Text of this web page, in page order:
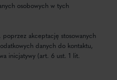
osobowych w tych
akceptację stosowanych
danych do kontaktu,
inicjatywy (art. 6 ust. 1 lit.